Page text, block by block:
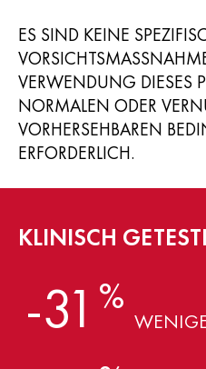
ES SIND KEINE
ERWENDUNG DIESES
ORMALEN ODER
ORHERSEHBAREN
RFORDERLICH.
KLINISCH
-31 %